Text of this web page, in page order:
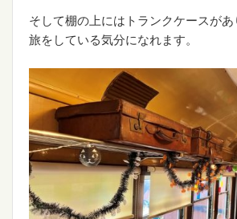
そして棚の上にはトランクケースが
旅をしている気分になれます。